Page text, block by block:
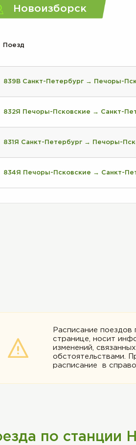
Расписание
странице, носит
изменений,
обстоятельствами.
расписание в
по станции
Новоизборск
Поезд
839В Санкт-Петербург → Печоры-
832Я Печоры-Псковские → Санкт-
831Я Санкт-Петербург → Печоры-
834Я Печоры-Псковские → Санкт-